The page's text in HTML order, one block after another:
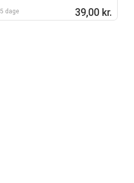
5 dage 39,00 kr.